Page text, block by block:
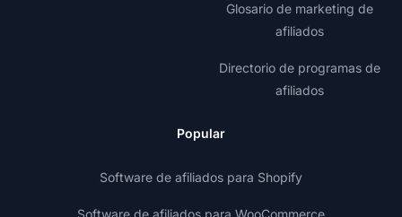
Glosario de marketing de
afiliados
Directorio de programas de
afiliados
Popular
Software de afiliados para Shopify
Software de afiliados para WooCommerce